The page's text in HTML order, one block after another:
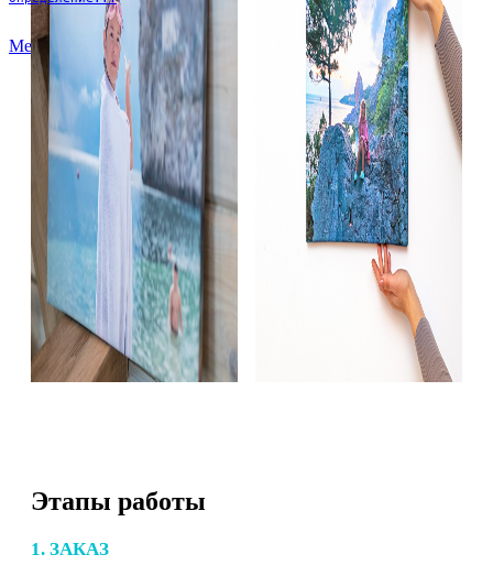
Меню
Этапы работы
1. ЗАКАЗ